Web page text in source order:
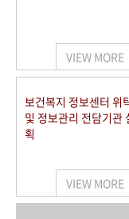
VIEW MORE
보건복지 정보센터 위
및 정보관리 전담기관
획
VIEW MORE